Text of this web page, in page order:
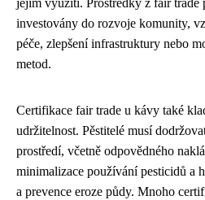
investovány do rozvoje komunity,
péče, zlepšení infrastruktury nebo
metod.
Certifikace fair trade u kávy také
udržitelnost. Pěstitelé musí
prostředí, včetně odpovědného
minimalizace používání pesticidů a
a prevence eroze půdy. Mnoho